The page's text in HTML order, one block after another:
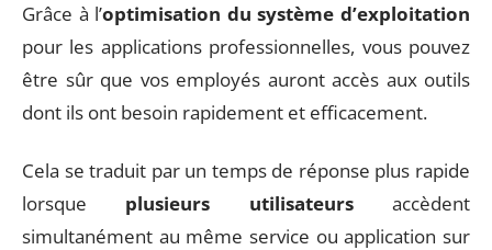
Grâce à l’optimisation du système d’exploitation
pour les applications professionnelles, vous pouvez
être sûr que vos employés auront accès aux outils
dont ils ont besoin rapidement et efficacement.
Cela se traduit par un temps de réponse plus rapide
lorsque plusieurs utilisateursaccèdent
simultanément au même service ou application sur